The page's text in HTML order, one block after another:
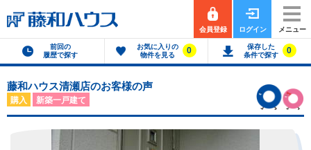
会員登録 ログイン メニュー
前回の
履歴で探す
お気に入りの
物件を見る
0
保存した
条件で探す
0
藤和ハウス清瀬店のお客様の声
購入 新築一戸建て